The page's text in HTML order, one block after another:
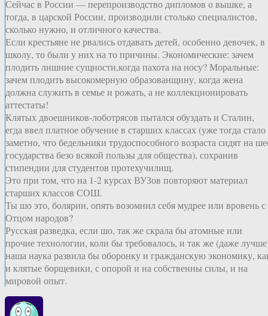
Сейчас в России — перепроизводство дипломов о вышке, а
тогда, в царской России, производили столько специалистов,
сколько нужно, и отличного качества.
Если крестьяне не рвались отдавать детей, особенно девочек, в
школу, то были у них на то причины. Экономические: зачем
плодить лишние сущности,когда пахота на носу? Моральные:
зачем плодить высокомерную образованщину, когда жена
должна служить в семье и рожать, а не коллекционировать
аттестаты!
Клятых двоешников-лоботрясов пытался обуздать и Сталин,
егда ввел платное обучение в старших классах (уже тогда стало
заметно, что бедельники трудоспособного возраста сидят на
государства безо всякой пользы для общества), сохранив
стипендии для студентов протехучилищ.
Это при том, что на 1-2 курсах ВУЗов повторяют материал
старших классов СОШ.
Ты шо это, болярин, опять возомнил себя мудрее или вровень с
Отцом народов?
Русская разведка, если шо, так же скрала бы атомные или
прочие технологии, коли бы требовалось, и так же (даже
наша наука развила бы оборонку и гражданскую экономику,
и клятые борщевики, с опорой и на собственны силы, и на
мировой опыт.